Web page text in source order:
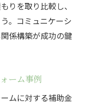
りを取り比較し、
。コミュニケーシ
係構築が成功の鍵
ーム事例
ムに対する補助金